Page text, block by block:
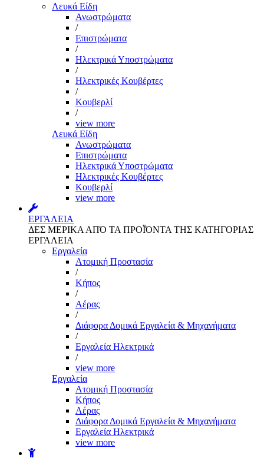
Λευκά Είδη
Ανωστρώματα
/
Επιστρώματα
/
Ηλεκτρικά Υποστρώματα
/
Ηλεκτρικές Κουβέρτες
/
Κουβερλί
/
view more
Λευκά Είδη
Ανωστρώματα
Επιστρώματα
Ηλεκτρικά Υποστρώματα
Ηλεκτρικές Κουβέρτες
Κουβερλί
view more
ΕΡΓΑΛΕΙΑ
ΔΕΣ ΜΕΡΙΚΑ ΑΠΌ ΤΑ ΠΡΟΪΌΝΤΑ ΤΗΣ ΚΑΤΗΓΟΡΙΑΣ
ΕΡΓΑΛΕΙΑ
Εργαλεία
Aτομική Προστασία
/
Kήπος
/
Αέρας
/
Διάφορα Δομικά Εργαλεία & Μηχανήματα
/
Εργαλεία Ηλεκτρικά
/
view more
Εργαλεία
Aτομική Προστασία
Kήπος
Αέρας
Διάφορα Δομικά Εργαλεία & Μηχανήματα
Εργαλεία Ηλεκτρικά
view more